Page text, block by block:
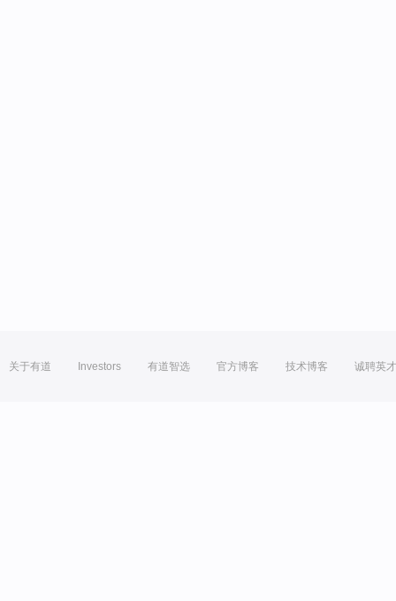
关于有道 Investors 有道智选 官方博客 技术博客 诚聘英才